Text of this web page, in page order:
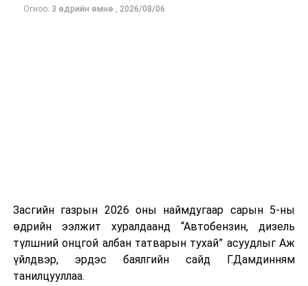
дүн нь ирэх арваннэгдүгээр сард болох АНУ-ын
Огноо: 3 өдрийн өмнө , 2026/08/06
Засгийн газрын 2026 оны наймдугаар сарын 5-ны
өдрийн ээлжит хуралдаанд “Автобензин, дизель
түлшний онцгой албан татварын тухай” асуудлыг Аж
үйлдвэр, эрдэс баялгийн сайд Г.Дамдинням
танилцууллаа.